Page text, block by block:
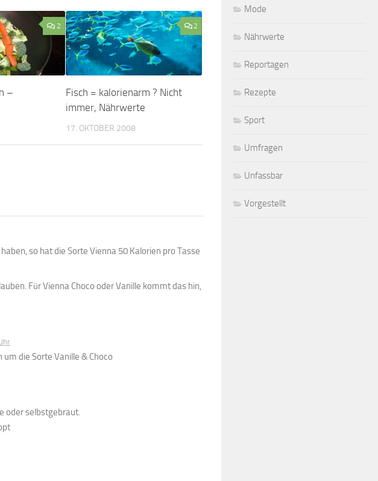
2
–
2
Fisch = kalorienarm ? Nicht
immer, Nährwerte
17. OKTOBER 2008
so hat die Sorte Vienna 50 Kalorien pro Tasse
Für Vienna Choco oder Vanille kommt das hin,
die Sorte Vanille & Choco
oder selbstgebraut.
Mode
Nährwerte
Reportagen
Rezepte
Sport
Umfragen
Unfassbar
Vorgestellt